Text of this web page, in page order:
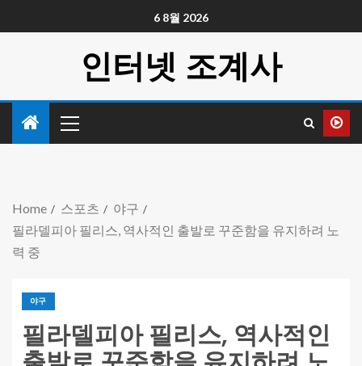
6 8월 2026
인터넷 조계사
Home 스포츠
야구
필라델피아 필리스, 역사적인 출발로 꾸준함을 유지하려 노
력 중
야구
필라델피아 필리스, 역사적인